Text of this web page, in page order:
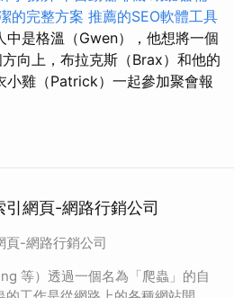
的完整方案 推薦的SEO軟體工具
中是格溫（Gwen），他想將一個
向上，布拉克斯（Brax）和他的
小雞（Patrick）一起參加聚會報
網頁-網路行銷公司
頁-網路行銷公司
等）透過一個名為「爬蟲」的自